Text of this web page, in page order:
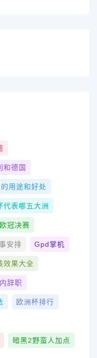
和德国
用途和好处
代表哪五大洲
冠决赛
安排 Gpd掌机
效果大全
辞职
欧洲杯排行
暗黑2野蛮人加点